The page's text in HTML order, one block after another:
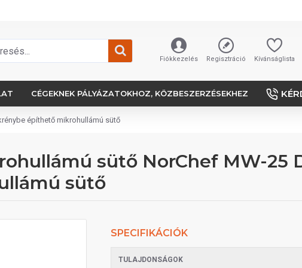
Fiókkezelés Regisztráció Kívánságlista
CÉGEKNEK PÁLYÁZATOKHOZ, KÖZBESZERZÉSEKHEZ
építhető mikrohullámú sütő
sütő NorChef MW-25
sütő
SPECIFIKÁCIÓK
TULAJDONSÁGOK